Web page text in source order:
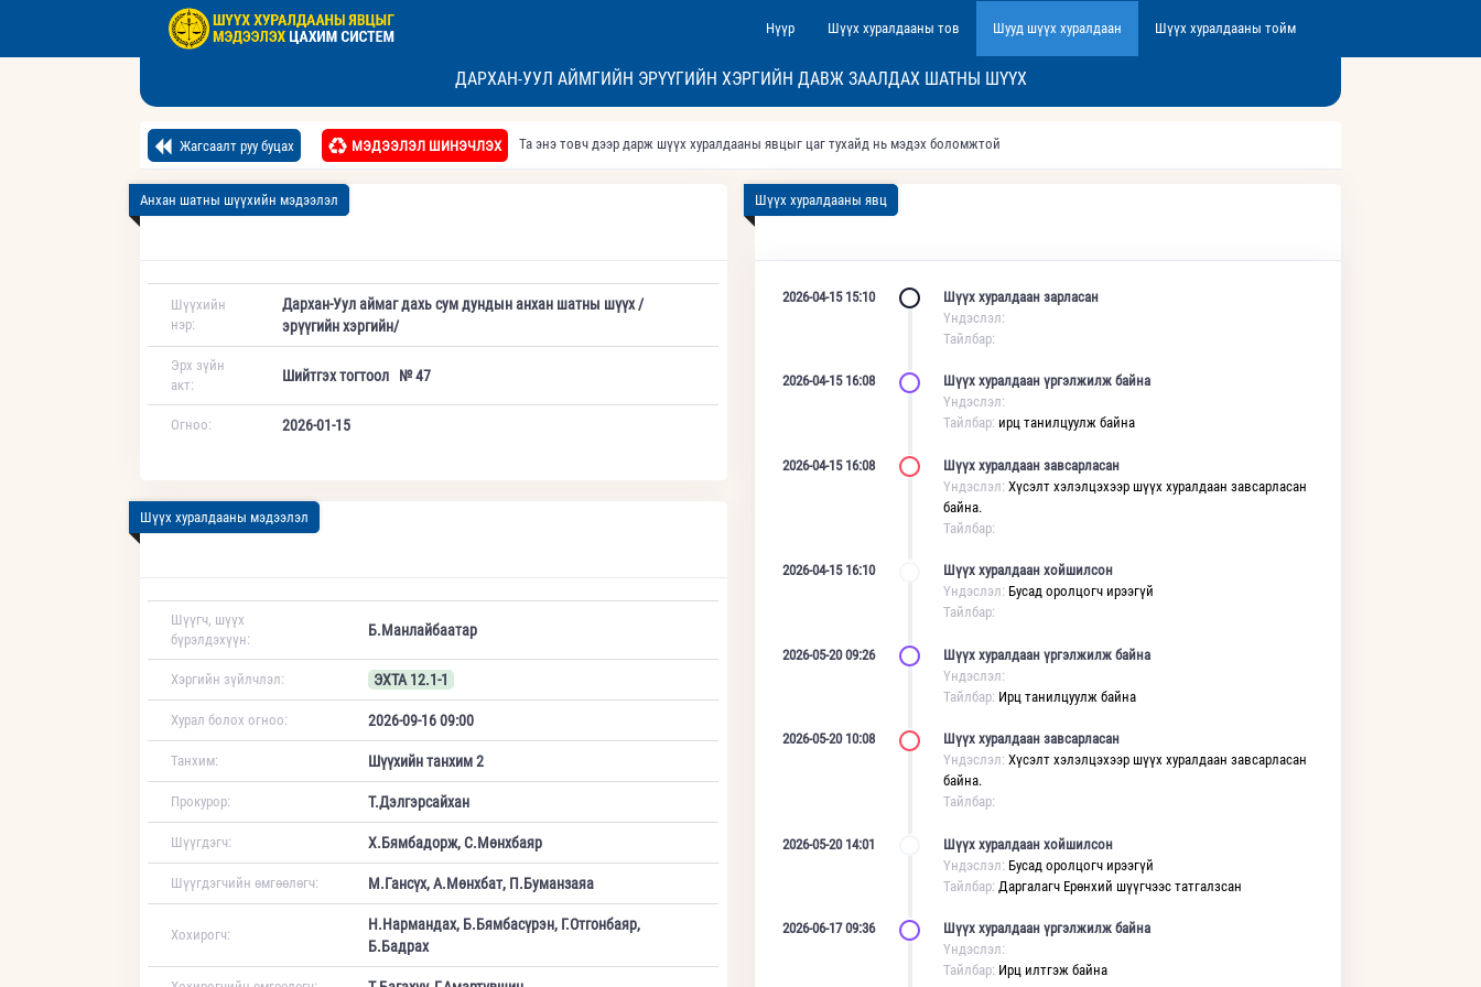
Нүүр Шүүх хуралдааны тов Шууд шүүх хуралдаан Шүүх хуралдааны тойм
ДАРХАН-УУЛ АЙМГИЙН ЭРҮҮГИЙН ХЭРГИЙН ДАВЖ ЗААЛДАХ ШАТНЫ ШҮҮХ
Жагсаалт руу буцах МЭДЭЭЛЭЛ ШИНЭЧЛЭХ Та энэ товч дээр дарж шүүх хуралдааны явцыг цаг тухайд нь мэдэх боломжтой
Анхан шатны шүүхийн мэдээлэл
Шүүхийн
нэр:
Дархан-Уул аймаг дахь сум дундын анхан шатны шүүх /
эрүүгийн хэргийн/
Эрх зүйн
акт:
Шийтгэх тогтоол № 47
Огноо: 2026-01-15
Шүүх хуралдааны мэдээлэл
Шүүгч, шүүх
бүрэлдэхүүн:
Б.Манлайбаатар
Хэргийн зүйлчлэл: ЭХТА 12.1-1
Хурал болох огноо: 2026-09-16 09:00
Танхим: Шүүхийн танхим 2
Прокурор: Т.Дэлгэрсайхан
Шүүгдэгч: Х.Бямбадорж, С.Мөнхбаяр
Шүүгдэгчийн өмгөөлөгч: М.Гансүх, А.Мөнхбат, П.Буманзаяа
Хохирогч:
Н.Нармандах, Б.Бямбасүрэн, Г.Отгонбаяр,
Б.Бадрах
Шүүх хуралдааны явц
2026-04-15 15:10
Шүүх хуралдаан зарласан
Үндэслэл:
Тайлбар:
2026-04-15 16:08
Шүүх хуралдаан үргэлжилж байна
Үндэслэл:
Тайлбар: ирц танилцуулж байна
2026-04-15 16:08
Шүүх хуралдаан завсарласан
Үндэслэл: Хүсэлт хэлэлцэхээр шүүх хуралдаан завсарласан
байна.
Тайлбар:
2026-04-15 16:10
Шүүх хуралдаан хойшилсон
Үндэслэл: Бусад оролцогч ирээгүй
Тайлбар:
2026-05-20 09:26
Шүүх хуралдаан үргэлжилж байна
Үндэслэл:
Тайлбар: Ирц танилцуулж байна
2026-05-20 10:08
Шүүх хуралдаан завсарласан
Үндэслэл: Хүсэлт хэлэлцэхээр шүүх хуралдаан завсарласан
байна.
Тайлбар:
2026-05-20 14:01
Шүүх хуралдаан хойшилсон
Үндэслэл: Бусад оролцогч ирээгүй
Тайлбар: Даргалагч Ерөнхий шүүгчээс татгалзсан
2026-06-17 09:36
Шүүх хуралдаан үргэлжилж байна
Үндэслэл:
Тайлбар: Ирц илтгэж байна